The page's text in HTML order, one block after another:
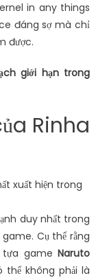
in any things
đáng sợ mà chỉ
được.
giới hạn trong
Rinha
duy nhất trong
Cụ thể rằng
tựa gameNaruto
thể không phải là